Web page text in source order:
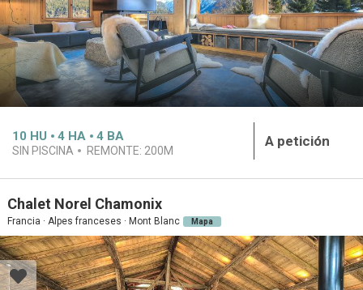
10 HU 4 HA 4 BA
SIN PISCINA REMONTE: 200M
A petición
Chalet Norel Chamonix
Francia · Alpes franceses · Mont Blanc Mapa